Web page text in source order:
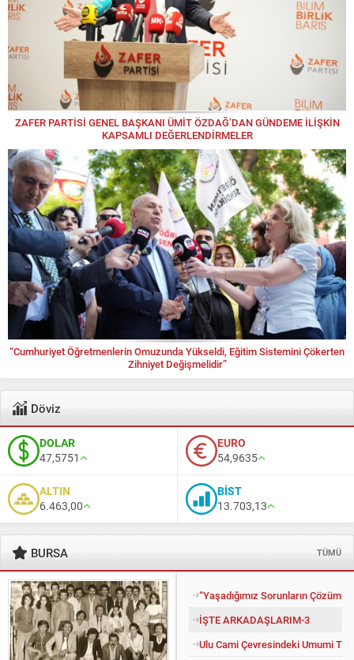
ZAFER PARTİSİ GENEL BAŞKANI ÜMİT ÖZDAĞ’DAN GÜNDEME İLİŞKİN
KAPSAMLI DEĞERLENDİRMELER
“Cumhuriyet Öğretmenlerin Omuzunda Yükseldi, Eğitim Sistemini Çökerten
Zihniyet Değişmelidir”
Döviz
DOLAR
47,5751
EURO
54,9635
ALTIN
6.463,00
BİST
13.703,13
BURSA TÜMÜ
“Yaşadığımız Sorunların
İŞTE ARKADAŞLARIM-3
Ulu Cami Çevresindeki Umumi